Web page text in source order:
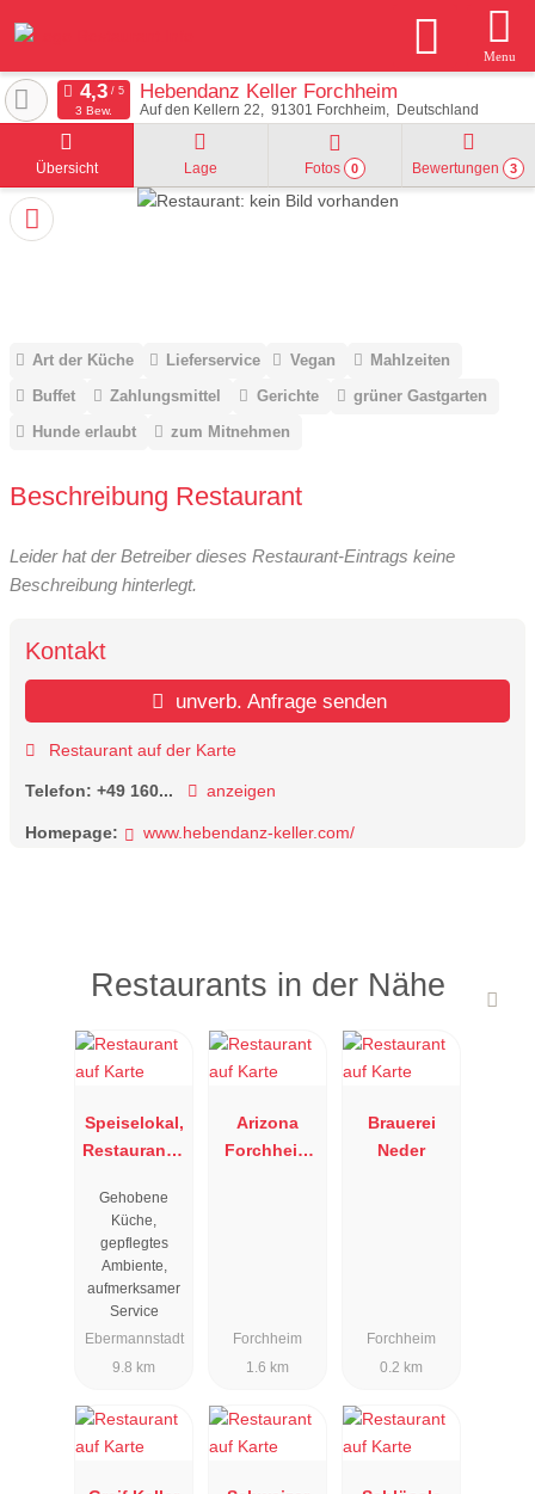
Menu
Hebendanz Keller Forchheim
Auf den Kellern 22 91301 Forchheim Deutschland
3 Bew.
Übersicht Lage Fotos 0 Bewertungen 3
Art der Küche Lieferservice Vegan
Mahlzeiten
Buffet
Zahlungsmittel Gerichte
grüner Gastgarten
Hunde erlaubt
zum Mitnehmen
Beschreibung Restaurant
Leider hat der Betreiber dieses Restaurant-Eintrags keine
Beschreibung hinterlegt.
Kontakt
unverb. Anfrage senden
Restaurant auf der Karte
Telefon: +49 160... anzeigen
Homepage: www.hebendanz-keller.com/
Restaurants in der Nähe
Speiselokal,
Restaurant "
"
Gehobene
Küche,
gepflegtes
Ambiente,
aufmerksamer
Service
Ebermannstadt
9.8 km
Arizona
Forchheim
Forchheim
1.6 km
Brauerei
Neder
Forchheim
0.2 km